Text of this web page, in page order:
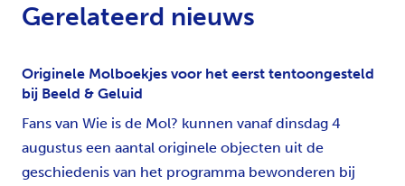
Gerelateerd nieuws
Originele Molboekjes voor het eerst tentoongesteld
bij Beeld & Geluid
Fans van Wie is de Mol? kunnen vanaf dinsdag 4
augustus een aantal originele objecten uit de
geschiedenis van het programma bewonderen bij